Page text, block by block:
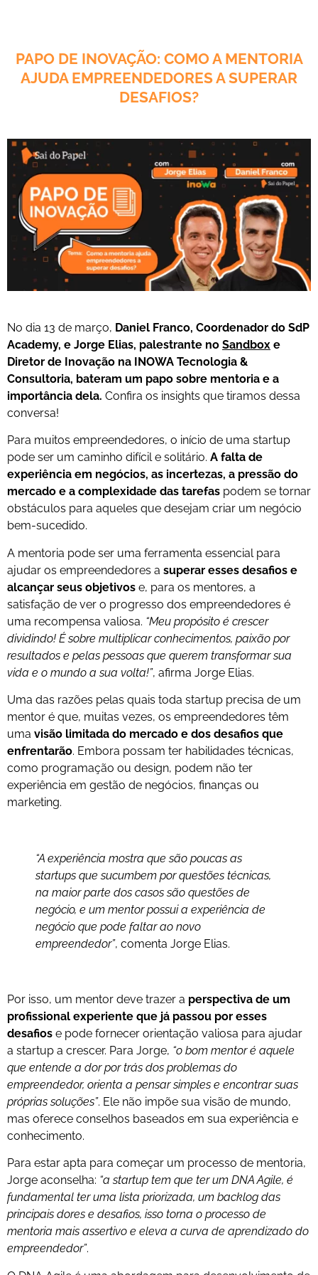
PAPO DE INOVAÇÃO: COMO A MENTORIA
AJUDA EMPREENDEDORES A SUPERAR
DESAFIOS?
No dia 13 de março, Daniel Franco, Coordenador do SdP
Academy, e Jorge Elias, palestrante no Sandbox e
Diretor de Inovação na INOWA Tecnologia &
Consultoria, bateram um papo sobre mentoria e a
importância dela. Confira os insights que tiramos dessa
conversa!
Para muitos empreendedores, o início de uma startup
pode ser um caminho difícil e solitário. A falta de
experiência em negócios, as incertezas, a pressão do
mercado e a complexidade das tarefas podem se tornar
obstáculos para aqueles que desejam criar um negócio
bem-sucedido.
A mentoria pode ser uma ferramenta essencial para
ajudar os empreendedores a superar esses desafios e
alcançar seus objetivos e, para os mentores, a
satisfação de ver o progresso dos empreendedores é
uma recompensa valiosa. “Meu propósito é crescer
dividindo! É sobre multiplicar conhecimentos, paixão por
resultados e pelas pessoas que querem transformar sua
vida e o mundo a sua volta!”, afirma Jorge Elias.
Uma das razões pelas quais toda startup precisa de um
mentor é que, muitas vezes, os empreendedores têm
uma visão limitada do mercado e dos desafios que
enfrentarão. Embora possam ter habilidades técnicas,
como programação ou design, podem não ter
experiência em gestão de negócios, finanças ou
marketing.
“A experiência mostra que são poucas as
startups que sucumbem por questões técnicas,
na maior parte dos casos são questões de
negócio, e um mentor possui a experiência de
negócio que pode faltar ao novo
empreendedor”, comenta Jorge Elias.
Por isso, um mentor deve trazer a perspectiva de um
profissional experiente que já passou por esses
desafios e pode fornecer orientação valiosa para ajudar
a startup a crescer. Para Jorge, “o bom mentor é aquele
que entende a dor por trás dos problemas do
empreendedor, orienta a pensar simples e encontrar suas
próprias soluções”. Ele não impõe sua visão de mundo,
mas oferece conselhos baseados em sua experiência e
conhecimento.
Para estar apta para começar um processo de mentoria,
Jorge aconselha: “a startup tem que ter um DNA Agile, é
fundamental ter uma lista priorizada, um backlog das
principais dores e desafios, isso torna o processo de
mentoria mais assertivo e eleva a curva de aprendizado do
empreendedor”.